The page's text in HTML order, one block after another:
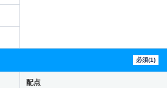
必須(1)
配点